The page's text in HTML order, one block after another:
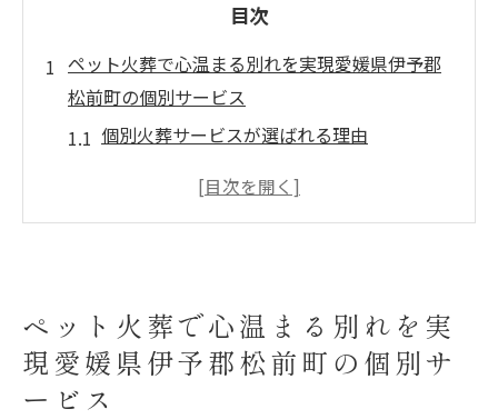
目次
ペット火葬で心温まる別れを実現愛媛県伊予郡
松前町の個別サービス
個別火葬サービスが選ばれる理由
心をこめたセレモニーの流れ
飼い主の心に寄り添う対応
愛媛県伊予郡松前町での個別ペット火葬自然に
囲まれた最後の瞬間
ペット火葬で心温まる別れを実
現愛媛県伊予郡松前町の個別サ
ービス